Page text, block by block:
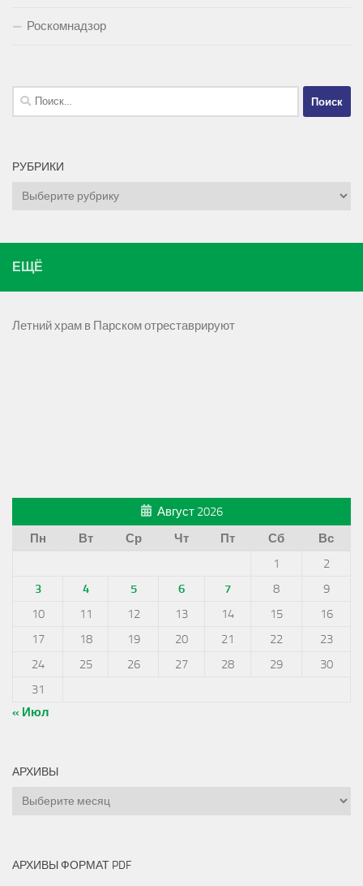
Роскомнадзор
Найти:
РУБРИКИ
Рубрики
ЕЩЁ
Летний храм в Парском отреставрируют
Август 2026
Пн
Вт Ср Чт Пт Сб
Вс
1
2
3
4 5 6 7 8
9
10
11 12 13 14 15
16
17
18 19 20 21 22
23
24
25 26 27 28 29
30
31
« Июл
АРХИВЫ
Архивы
АРХИВЫ ФОРМАТ PDF